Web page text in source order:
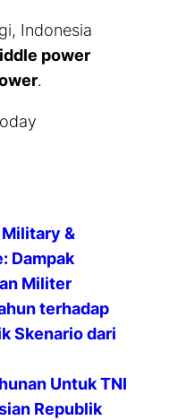
Indonesia
power
.
Military &
Dampak
Militer
terhadap
Skenario dari
Untuk TNI
Republik